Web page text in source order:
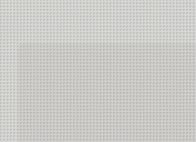
6.5X 0.117 mm